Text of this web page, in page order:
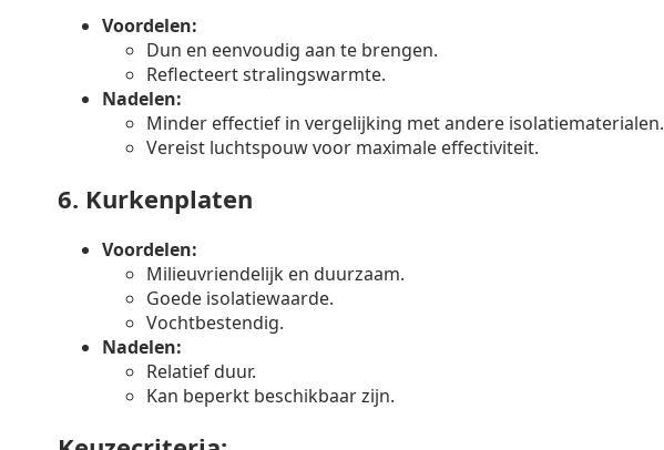
Voordelen:
Dun en eenvoudig aan te brengen.
Reflecteert stralingswarmte.
Nadelen:
Minder effectief in vergelijking met andere isolatiematerialen.
Vereist luchtspouw voor maximale effectiviteit.
6. Kurkenplaten
Voordelen:
Milieuvriendelijk en duurzaam.
Goede isolatiewaarde.
Vochtbestendig.
Nadelen:
Relatief duur.
Kan beperkt beschikbaar zijn.